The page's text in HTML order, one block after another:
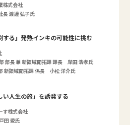
株式会社
長 渡邊 弘子氏
する」発熱インキの可能性に挑む
部長 兼 新領域開拓課 課長 岸田 浩孝氏
新領域開拓課 係長 小松 洋介氏
い人生の旅」を誘発する
す株式会社
田 愛氏